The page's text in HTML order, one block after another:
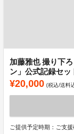
加藤雅也 撮り下
ン」公式記録セッ
¥20,000 (税込/送料
ご提供予定時期：ご支